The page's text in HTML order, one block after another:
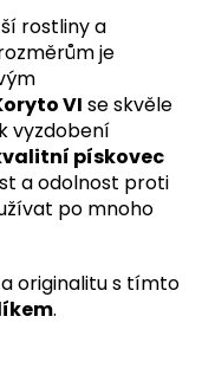
rostliny a
je
VI se skvěle
vyzdobení
pískovec
a odolnost proti
po mnoho
originalitu s tímto
.